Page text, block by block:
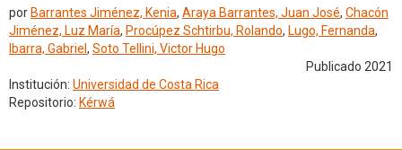
por Barrantes Jiménez, Kenia, Araya Barrantes, Juan José, Chacón
Jiménez, Luz María, Procúpez Schtirbu, Rolando, Lugo, Fernanda,
Ibarra, Gabriel , Soto Tellini, Victor Hugo
Publicado 2021
Institución: Universidad de Costa Rica
Repositorio: Kérwá